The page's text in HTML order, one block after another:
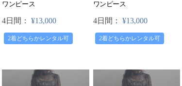
ワンピース
4日間： ¥13,000
2着どちらかレンタル可
ワンピース
4日間： ¥13,000
2着どちらかレンタル可